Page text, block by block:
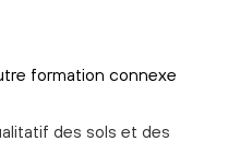
formation connexe
des sols et des